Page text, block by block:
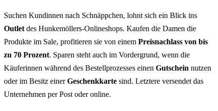
Suchen Kundinnen nach Schnäppchen, lohnt sich ein Blick ins
Outlet des Hunkemöllers-Onlineshops. Kaufen die Damen die
Produkte im Sale, profitieren sie von einem Preisnachlass von bis
zu 70 Prozent. Sparen steht auch im Vordergrund, wenn die
Käuferinnen während des Bestellprozesses einen Gutschein nutzen
oder im Besitz einerGeschenkkarte sind. Letztere versendet das
Unternehmen per Post oder online.